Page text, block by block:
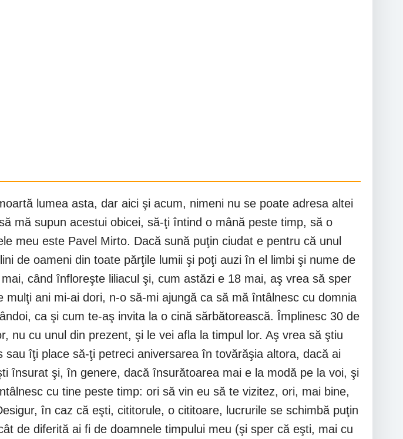
lumea asta, dar aici şi acum, nimeni nu se poate adresa altei
mă supun acestui obicei, să-ţi întind o mână peste timp, să o
meu este Pavel Mirto. Dacă sună puţin ciudat e pentru că unul
de oameni din toate părţile lumii şi poţi auzi în el limbi şi nume de
când înfloreşte liliacul şi, cum astăzi e 18 mai, aş vrea să sper
ani mi-ai dori, n-o să-mi ajungă ca să mă întâlnesc cu domnia
ca şi cum te-aş invita la o cină sărbătorească. Împlinesc 30 de
nu cu unul din prezent, şi le vei afla la timpul lor. Aş vrea să ştiu
îţi place să-ţi petreci aniversarea în tovărăşia altora, dacă ai
însurat şi, în genere, dacă însurătoarea mai e la modă pe la voi, şi
cu tine peste timp: ori să vin eu să te vizitez, ori, mai bine,
în caz că eşti, cititorule, o cititoare, lucrurile se schimbă puţin
de diferită ai fi de doamnele timpului meu (şi sper că eşti, mai cu